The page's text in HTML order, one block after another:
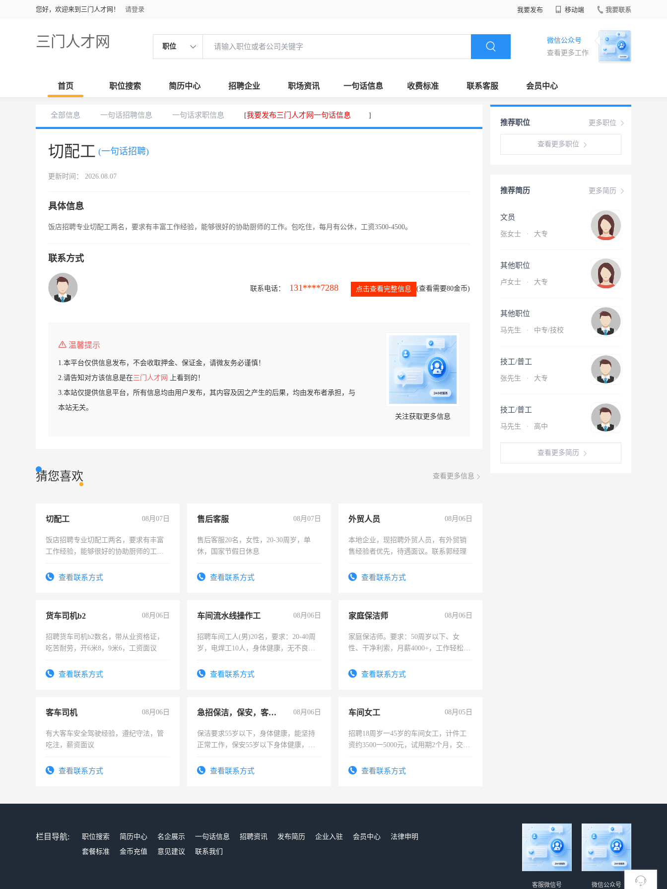
您好，欢迎来到三门人才网！ 请登录 我要发布 移动端 我要联系
三门人才网 职位
微信公众号
查看更多工作
首页 职位搜索 简历中心 招聘企业 职场资讯 一句话信息 收费标准 联系客服 会员中心
全部信息 一句话招聘信息 一句话求职信息 [我要发布三门人才网一句话信息 ]
切配工 (一句话招聘)
更新时间： 2026.08.07
具体信息
饭店招聘专业切配工两名，要求有丰富工作经验，能够很好的协助厨师的工作。包吃住，每月有公休，工资3500-4500。
联系方式
联系电话： 131****7288 点击查看完整信息 (查看需要80金币)
温馨提示
1.本平台仅供信息发布，不会收取押金、保证金，请微友务必谨慎！
2.请告知对方该信息是在三门人才网
上看到的！
3.本站仅提供信息平台，所有信息均由用户发布，其内容及因之产生的后果，均由发布者承担，与
本站无关。
关注获取更多信息
猜您喜欢 查看更多信息
切配工 08月07日
饭店招聘专业切配工两名，要求有丰富
工作经验，能够很好的协助厨师的工
4500。查看联系方式
售后客服 08月07日
售后客服20名，女性，20-30周岁，单
休，国家节假日休息
查看联系方式
外贸人员 08月06日
本地企业，现招聘外贸人员，有外贸销
售经验者优先，待遇面议。联系郭经理
查看联系方式
货车司机b2 08月06日
招聘货车司机b2数名，带从业资格证，
吃苦耐劳，开6米8，9米6，工资面议
查看联系方式
车间流水线操作工 08月06日
招聘车间工人(男)20名，要求：20-40周
岁，电焊工10人，身体健康，无不良嗜
宿，免费发放劳保用品，两班倒，每月
查看联系方式
家庭保洁师 08月06日
家庭保洁师。要求：50周岁以下、女
性、干净利索，月薪4000+，工作轻松，
太太等。查看联系方式
客车司机 08月06日
有大客车安全驾驶经验，遵纪守法，管
吃注，薪资面议
查看联系方式
急招保洁，保安，客服，工程 08月06日
保洁要求55岁以下，身体健康，能坚持
正常工作，保安55岁以下身体健康，有
录，客服要求45岁以下高中以上文化，
查看联系方式
车间女工 08月05日
招聘18周岁一45岁的车间女工，计件工
资约3500一5000元，试用期2个月，交五
查看联系方式
更多职位
推荐职位
查看更多职位
更多简历
推荐简历
文员
张女士 · 大专
其他职位
卢女士 · 大专
其他职位
马先生 · 中专/技校
技工/普工
张先生 · 大专
技工/普工
马先生 · 高中
查看更多简历
栏目导航: 职位搜索 简历中心 名企展示 一句话信息 招聘资讯 发布简历 企业入驻 会员中心
法律申明
套餐标准
金币充值 意见建议 联系我们
微信公众号
客服微信号